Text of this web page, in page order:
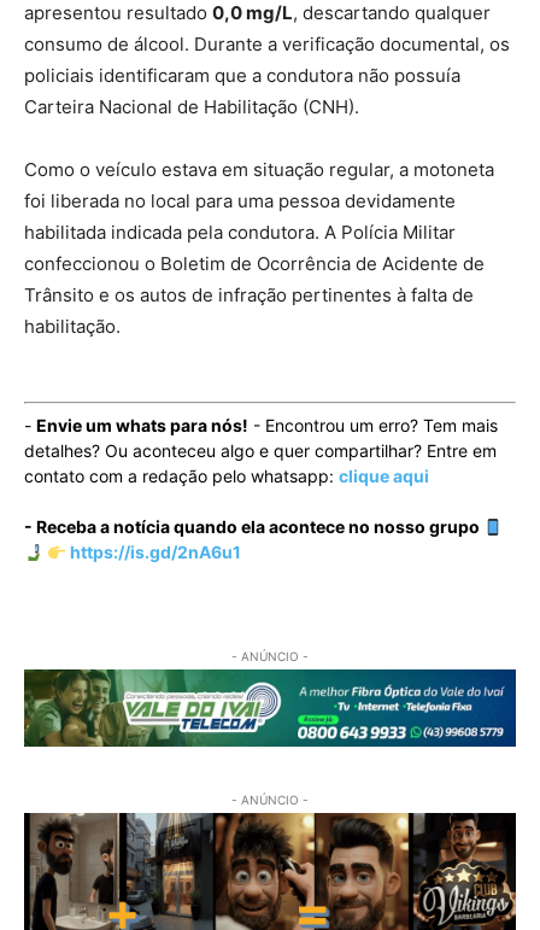
apresentou resultado 0,0 mg/L, descartando qualquer
consumo de álcool. Durante a verificação documental, os
policiais identificaram que a condutora não possuía
Carteira Nacional de Habilitação (CNH).
Como o veículo estava em situação regular, a motoneta
foi liberada no local para uma pessoa devidamente
habilitada indicada pela condutora. A Polícia Militar
confeccionou o Boletim de Ocorrência de Acidente de
Trânsito e os autos de infração pertinentes à falta de
habilitação.
- Envie um whats para nós! - Encontrou um erro? Tem mais
detalhes? Ou aconteceu algo e quer compartilhar? Entre em
contato com a redação pelo whatsapp: clique aqui
- Receba a notícia quando ela acontece no nosso grupo
https://is.gd/2nA6u1
- ANÚNCIO -
- ANÚNCIO -